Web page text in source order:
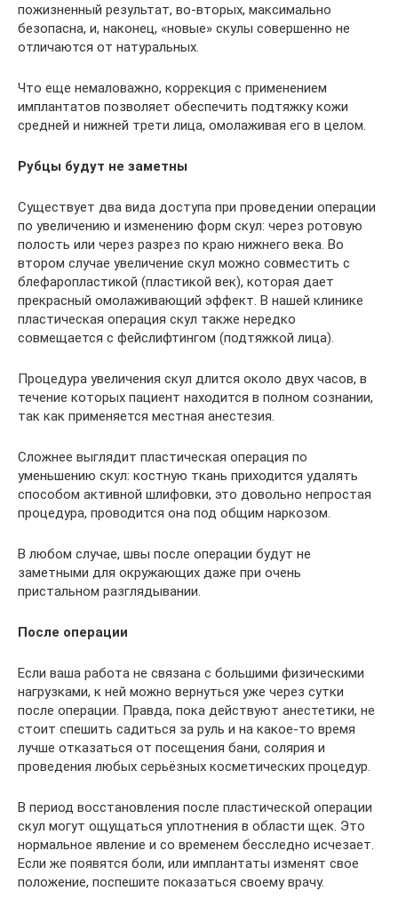
пожизненный результат, во-вторых, максимально
безопасна, и, наконец, «новые» скулы совершенно не
отличаются от натуральных.
Что еще немаловажно, коррекция с применением
имплантатов позволяет обеспечить подтяжку кожи
средней и нижней трети лица, омолаживая его в целом.
Рубцы будут не заметны
Существует два вида доступа при проведении операции
по увеличению и изменению форм скул: через ротовую
полость или через разрез по краю нижнего века. Во
втором случае увеличение скул можно совместить с
блефаропластикой (пластикой век), которая дает
прекрасный омолаживающий эффект. В нашей клинике
пластическая операция скул также нередко
совмещается с фейслифтингом (подтяжкой лица).
Процедура увеличения скул длится около двух часов, в
течение которых пациент находится в полном сознании,
так как применяется местная анестезия.
Сложнее выглядит пластическая операция по
уменьшению скул: костную ткань приходится удалять
способом активной шлифовки, это довольно непростая
процедура, проводится она под общим наркозом.
В любом случае, швы после операции будут не
заметными для окружающих даже при очень
пристальном разглядывании.
После операции
Если ваша работа не связана с большими физическими
нагрузками, к ней можно вернуться уже через сутки
после операции. Правда, пока действуют анестетики, не
стоит спешить садиться за руль и на какое-то время
лучше отказаться от посещения бани, солярия и
проведения любых серьёзных косметических процедур.
В период восстановления после пластической операции
скул могут ощущаться уплотнения в области щек. Это
нормальное явление и со временем бесследно исчезает.
Если же появятся боли, или имплантаты изменят свое
положение, поспешите показаться своему врачу.